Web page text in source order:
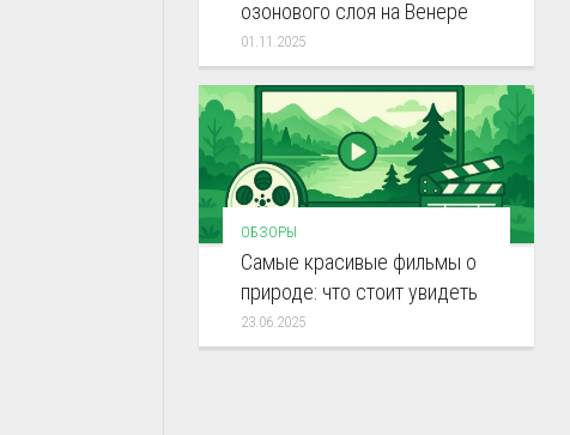
озонового слоя на Венере
01.11.2025
ОБЗОРЫ
Самые красивыe фильмы о
природе: что стоит увидеть
23.06.2025